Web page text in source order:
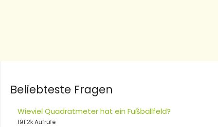
Beliebteste Fragen
Wieviel Quadratmeter hat ein Fußballfeld?
191.2k Aufrufe